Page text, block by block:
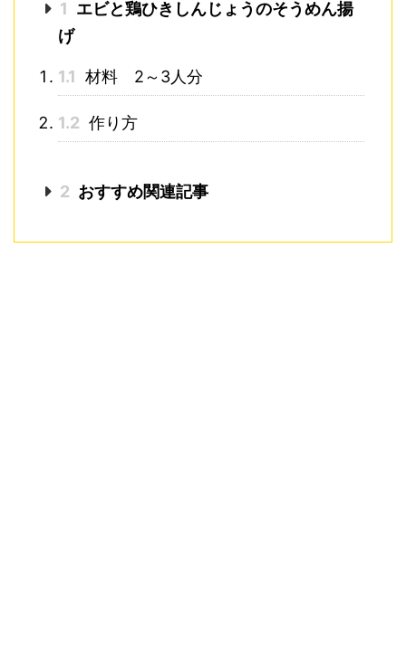
1 エビと鶏ひきしんじょうのそうめん揚
げ
1.1 材料 2～3人分
1.2 作り方
2 おすすめ関連記事